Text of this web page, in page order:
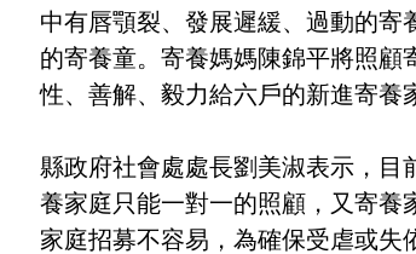
中有唇顎裂、發展遲緩、過動的寄
的寄養童。寄養媽媽陳錦平將照
性、善解、毅力給六戶的新進寄養
縣政府社會處處長劉美淑表示，目
養家庭只能一對一的照顧，又寄養
家庭招募不容易，為確保受虐或